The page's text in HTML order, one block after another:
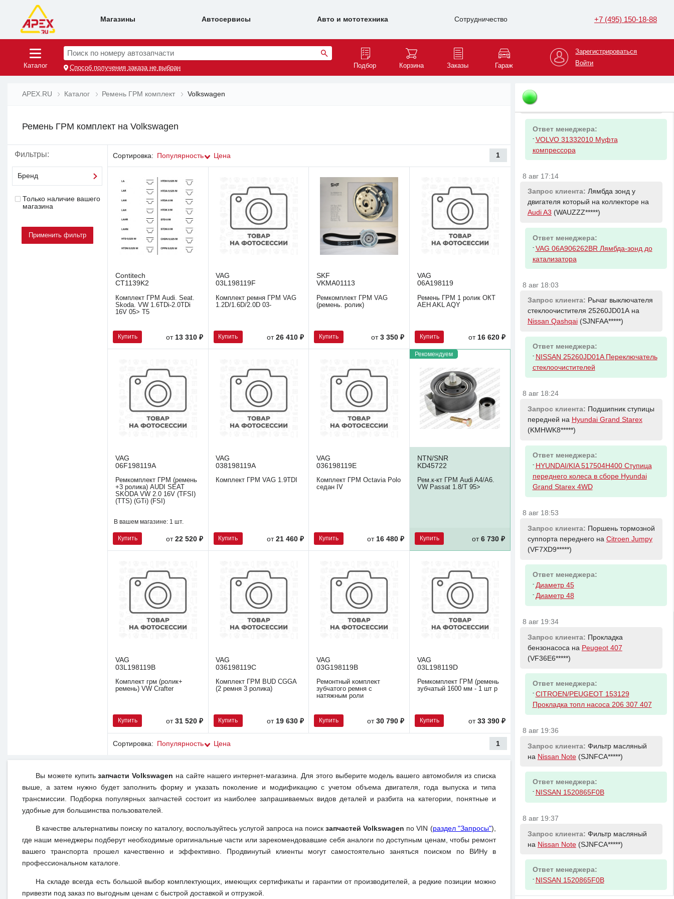
Магазины Автосервисы Авто и мототехника Сотрудничество +7 (495) 150-18-88
Каталог
Поиск по номеру автозапчасти
Способ получения заказа не выбран Подбор Корзина Заказы Гараж
Зарегистрироваться
Войти
APEX.RU Каталог Ремень ГРМ комплект Volkswagen
Ремень ГРМ комплект на Volkswagen
Фильтры:
Бренд
Только наличие вашего
магазина
Сортировка: Популярность Цена 1
Contitech
CT1139K2
Комплект ГРМ Audi. Seat.
Skoda. VW 1.6TDi-2.0TDi
16V 05> T5
Купить от 13 310 ₽
VAG
03L198119F
Комплект ремня ГРМ VAG
1.2D/1.6D/2.0D 03-
Купить от 26 410 ₽
SKF
VKMA01113
Ремкомплект ГРМ VAG
(ремень. ролик)
Купить от3 350 ₽
VAG
06A198119
Ремень ГРМ 1 ролик ОКТ
AEH AKL AQY
Купить от 16 620 ₽
VAG
06F198119A
Ремкомплект ГРМ (ремень
+3 ролика) AUDI SEAT
SKODA VW 2.0 16V (TFSI)
(TTS) (GTi) (FSI)
В вашем магазине: 1 шт.
Купить от22 520 ₽
VAG
038198119A
Комплект ГРМ VAG 1.9TDI
Купить от 21 460 ₽
VAG
036198119E
Комплект ГРМ Octavia Polo
седан IV
Купить от 16 480 ₽
Рекомендуем
NTN/SNR
KD45722
Рем.к-кт ГРМ Audi A4/A6.
VW Passat 1.8/T 95>
Купить от 6 730 ₽
VAG
03L198119B
Комплект грм (ролик+
ремень) VW Crafter
Купить от31 520 ₽
VAG
036198119C
Комплект ГРМ BUD CGGA
(2 ремня 3 ролика)
Купить от 19 630 ₽
VAG
03G198119B
Ремонтный комплект
зубчатого ремня с
натяжным роли
Купить от30 790 ₽
VAG
03L198119D
Ремкомплект ГРМ (ремень
зубчатый 1600 мм - 1 шт р
Купить от 33 390 ₽
Сортировка: Популярность Цена 1
Вы можете купитьзапчасти Volkswagen на сайте нашего интернет-магазина. Для этого выберите модель вашего автомобиля из списка
выше, а затем нужно будет заполнить форму и указать поколение и модификацию с учетом объема двигателя, года выпуска и типа
трансмиссии. Подборка популярных запчастей состоит из наиболее запрашиваемых видов деталей и разбита на категории, понятные и
удобные для большинства пользователей.
В качестве альтернативы поиску по каталогу, воспользуйтесь услугой запроса на поискзапчастей Volkswagen по VIN (раздел "Запросы"),
где наши менеджеры подберут необходимые оригинальные части или зарекомендовавшие себя аналоги по доступным ценам, чтобы ремонт
вашего транспорта прошел качественно и эффективно. Продвинутый клиенты могут самостоятельно заняться поиском по ВИНу в
профессиональном каталоге.
На складе всегда есть большой выбор комплектующих, имеющих сертификаты и гарантии от производителей, а редкие позиции можно
привезти под заказ по выгодным ценам с быстрой доставкой и отгрузкой.
Ответ менеджера:
COMPRESSOR EXCH
8 авг 17:05
кондиционера. на
(YV1DZ3*****)
Ответ менеджера:
- VOLVO 31332010 Муфта
компрессора
8 авг 17:14
Запрос клиента: Лямбда зонд у
двигателя который на коллекторе на
Audi A3 (WAUZZZ*****)
Ответ менеджера:
- VAG 06A906262BR Лямбда-зонд до
катализатора
8 авг 18:03
Запрос клиента: Рычаг выключателя
стеклоочистителя 25260JD01А на
Nissan Qashqai(SJNFAA*****)
Ответ менеджера:
- NISSAN 25260JD01A Переключатель
стеклоочистителей
8 авг 18:24
Запрос клиента: Подшипник ступицы
передней на Hyundai Grand Starex
(KMHWK8*****)
Ответ менеджера:
- HYUNDAI/KIA 517504H400 Ступица
переднего колеса в сборе Hyundai
Grand Starex 4WD
8 авг 18:53
Запрос клиента: Поршень тормозной
суппорта переднего на Citroen Jumpy
(VF7XD9*****)
Ответ менеджера:
- Диаметр 45
- Диаметр 48
8 авг 19:34
Запрос клиента: Прокладка
бензонасоса на Peugeot 407
(VF36E6*****)
Ответ менеджера:
- CITROEN/PEUGEOT 153129
Прокладка топл насоса 206 307 407
8 авг 19:36
Запрос клиента: Фильтр масляный
на Nissan Note(SJNFCA*****)
Ответ менеджера:
- NISSAN 1520865F0B
8 авг 19:37
Запрос клиента: Фильтр масляный
на Nissan Note(SJNFCA*****)
Ответ менеджера:
- NISSAN 1520865F0B